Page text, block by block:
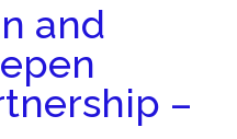
and
–